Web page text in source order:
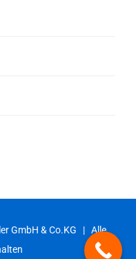
GmbH & Co.KG | Alle